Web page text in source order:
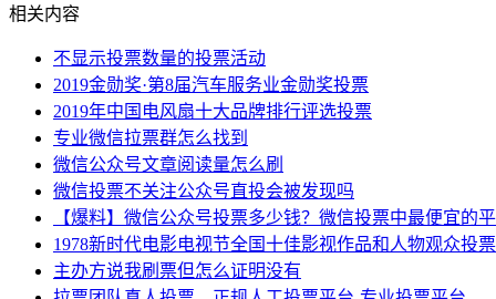
相关内容
不显示投票数量的投票活动
2019金勋奖·第8届汽车服务业金勋奖投票
2019年中国电风扇十大品牌排行评选投票
专业微信拉票群怎么找到
微信公众号文章阅读量怎么刷
微信投票不关注公众号直投会被发现吗
【爆料】微信公众号投票多少钱？微信投票中最便宜的
1978新时代电影电视节全国十佳影视作品和人物观众投票
主办方说我刷票但怎么证明没有